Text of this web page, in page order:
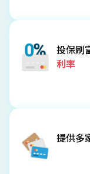
投保刷
利率
提供多